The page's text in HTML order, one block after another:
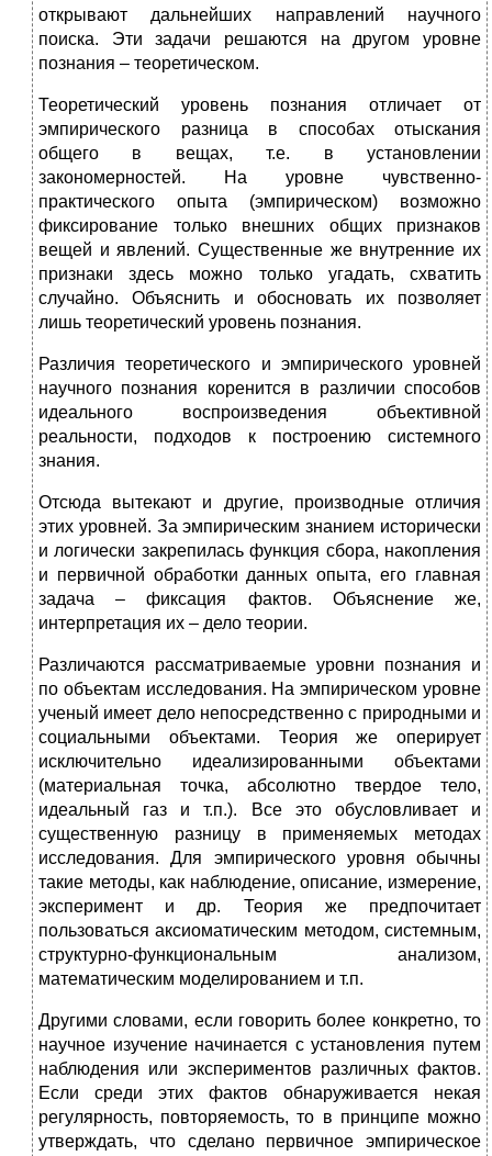
открывают дальнейших направлений научного
поиска. Эти задачи решаются на другом уровне
познания – теоретическом.
Теоретический уровень познания отличает от
эмпирического разница в способах отыскания
общего в вещах, т.е. в установлении
закономерностей. На уровне чувственно-
практического опыта (эмпирическом) возможно
фиксирование только внешних общих признаков
вещей и явлений. Существенные же внутренние их
признаки здесь можно только угадать, схватить
случайно. Объяснить и обосновать их позволяет
лишь теоретический уровень познания.
Различия теоретического и эмпирического уровней
научного познания коренится в различии способов
идеального воспроизведения объективной
реальности, подходов к построению системного
знания.
Отсюда вытекают и другие, производные отличия
этих уровней. За эмпирическим знанием исторически
и логически закрепилась функция сбора, накопления
и первичной обработки данных опыта, его главная
задача – фиксация фактов. Объяснение же,
интерпретация их – дело теории.
Различаются рассматриваемые уровни познания и
по объектам исследования. На эмпирическом уровне
ученый имеет дело непосредственно с природными и
социальными объектами. Теория же оперирует
исключительно идеализированными объектами
(материальная точка, абсолютно твердое тело,
идеальный газ и т.п.). Все это обусловливает и
существенную разницу в применяемых методах
исследования. Для эмпирического уровня обычны
такие методы, как наблюдение, описание, измерение,
эксперимент и др. Теория же предпочитает
пользоваться аксиоматическим методом, системным,
структурно-функциональным анализом,
математическим моделированием и т.п.
Другими словами, если говорить более конкретно, то
научное изучение начинается с установления путем
наблюдения или экспериментов различных фактов.
Если среди этих фактов обнаруживается некая
регулярность, повторяемость, то в принципе можно
утверждать, что сделано первичное эмпирическое